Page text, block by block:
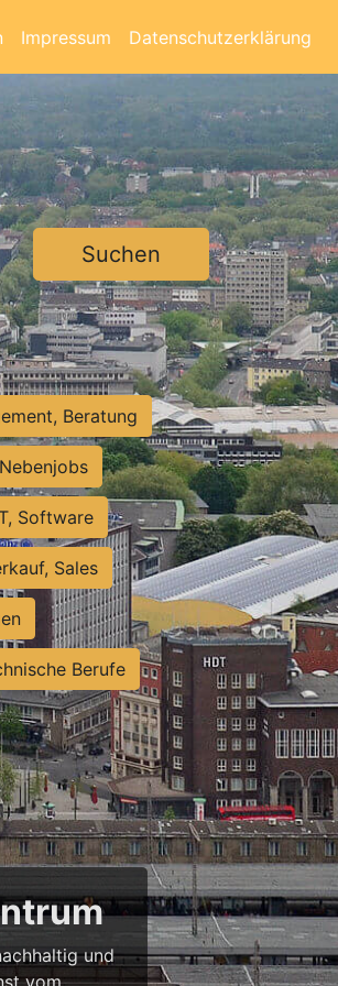
Impressum Datenschutzerklärung
Suchen
Beratung
Software
Sales
Berufe
und